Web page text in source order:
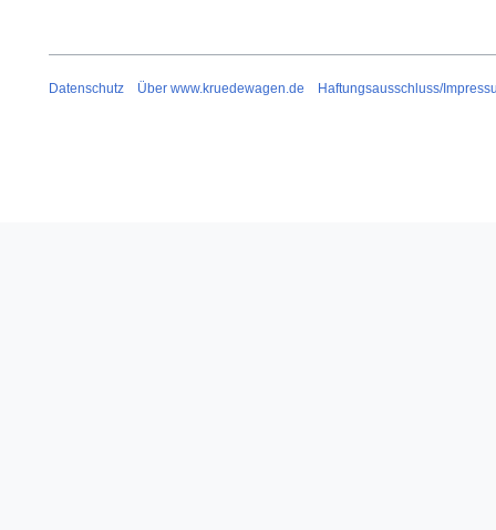
Datenschutz Über www.kruedewagen.de Haftungsausschluss/